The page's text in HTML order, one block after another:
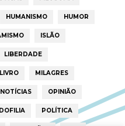
HUMANISMO HUMOR
ISLÃO
LIBERDADE
LIVRO MILAGRES
NOTÍCIAS OPINIÃO
POLÍTICA